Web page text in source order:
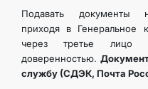
Подавать документы
приходя в Генеральное
через третье лицо
доверенностью.
службу (СДЭК, Почта